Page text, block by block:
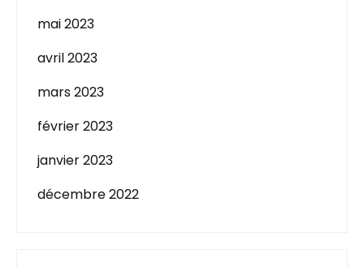
mai 2023
avril 2023
mars 2023
février 2023
janvier 2023
décembre 2022